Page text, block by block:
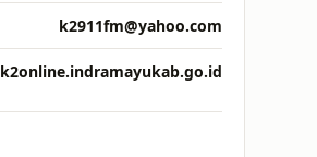
k2911fm@yahoo.com
k2online.indramayukab.go.id